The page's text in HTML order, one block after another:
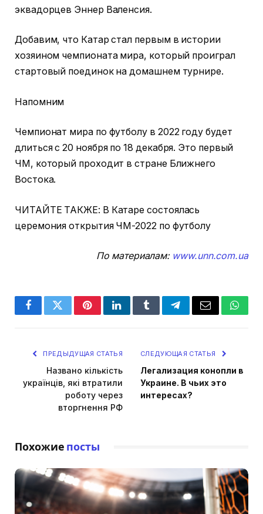
эквадорцев Эннер Валенсия.
Добавим, что Катар стал первым в истории
хозяином чемпионата мира, который проиграл
стартовый поединок на домашнем турнире.
Напомним
Чемпионат мира по футболу в 2022 году будет
длиться с 20 ноября по 18 декабря. Это первый
ЧМ, который проходит в стране Ближнего
Востока.
ЧИТАЙТЕ ТАКЖЕ: В Катаре состоялась
церемония открытия ЧМ-2022 по футболу
По материалам: www.unn.com.ua
FacebookTwitterPinterestLinkedInTumblrTelegramEmail
ПРЕДЫДУЩАЯ СТАТЬЯ
Названо кількість
українців, які втратили
роботу через
вторгнення РФ
СЛЕДУЮЩАЯ СТАТЬЯ
Легализация конопли в
Украине. В чьих это
интересах?
Похожие посты